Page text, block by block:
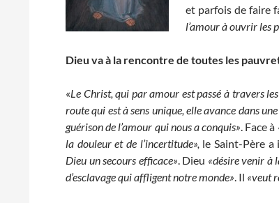
et parfois de faire
l’amour à ouvrir les
Dieu va à la rencontre de toutes les
«Le Christ, qui par amour est passé à travers
route qui est à sens unique, elle avance dans
guérison de l’amour qui nous a conquis». Face à
la douleur et de l’incertitude», le Saint-Père a
Dieu un secours efficace». Dieu «désire venir à
d’esclavage qui affligent notre monde». Il «veut